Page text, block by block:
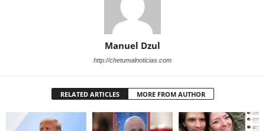
Manuel Dzul
http://chetumalnoticias.com
RELATED ARTICLES MORE FROM AUTHOR